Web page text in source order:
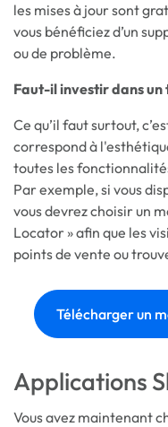
les mises à jour sont
vous bénéficiez d’un
ou de problème.
Faut-il investir dans
Ce qu’il faut surtout,
correspond à
toutes les
Par exemple, si vous
vous devrez choisir un
Locator » afin que les
points de vente ou
Télécharger un
Applications
Vous avez maintenant